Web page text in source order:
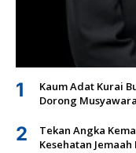
1
Kaum Adat Kurai
Dorong
2
Tekan Angka
Kesehatan Jemaah